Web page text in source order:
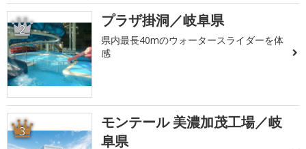
2 プラザ掛洞／岐阜県
県内最長40mのウォータースライダーを体
感
3
モンテール 美濃加茂工場／岐
阜県